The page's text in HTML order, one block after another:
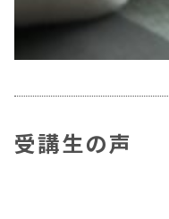
受講生の声